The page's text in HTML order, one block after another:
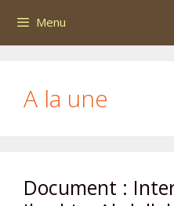
Menu
A la une
Document :